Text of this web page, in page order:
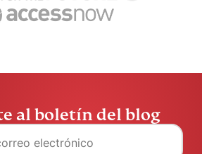
al boletín del blog